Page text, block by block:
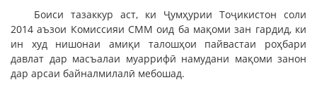
Боиси тазаккур аст, ки Ҷумҳурии Тоҷикистон соли
2014 аъзои Комиссияи СММ оид ба мақоми зан гардид, ки
ин худ нишонаи амиқи талошҳои пайвастаи роҳбари
давлат дар масъалаи муаррифӣ намудани мақоми занон
дар арсаи байналмилалӣ мебошад.